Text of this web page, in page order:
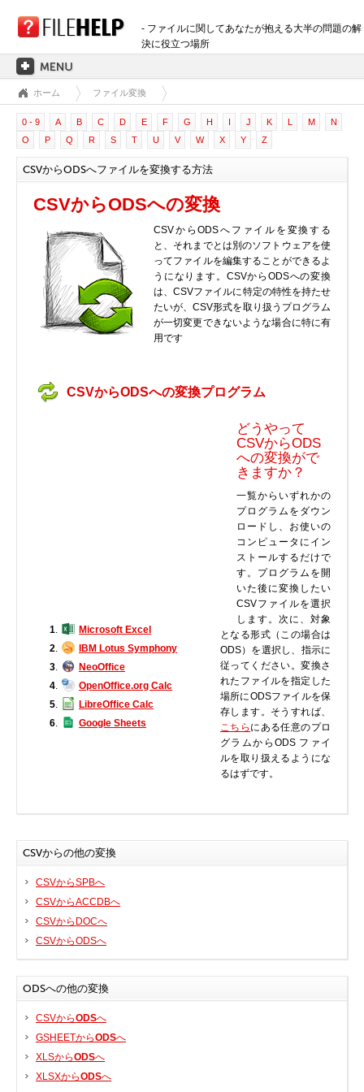
- ファイルに関してあなたが抱える大半の問題の解
決に役立つ場所
ホーム
拡張子のカテゴリー
3D画像ファイル
音声ファイル
バックアップファイル
圧縮ファイル
データファイル
データベースファイル
開発用ファイル
ディスクイメージファイル
フォントファイル
テキストファイル
ベクトル画像ファイル
動画ファイル
インターネットファイル
ドライバのカテゴリー
デジタルカメラ、インターネット
DVD /ブルーレイ・プレーヤー
ファームウェア
グラフィックカード
HDD, SSD, NAS, USB
ジョイスティック、ゲームパッド
携帯電話
モニター
マザーボード
ホーム ファイル変換
0 - 9 A B C D E F G H I J K L M
N
O
P Q R S T U V W X Y Z
CSVからODSへファイルを変換する方法
CSVからODSへの変換
CSVからODSへファイルを変換する
と、それまでとは別のソフトウェアを使
ってファイルを編集することができるよ
うになります。CSVからODSへの変換
は、CSVファイルに特定の特性を持たせ
たいが、CSV形式を取り扱うプログラム
が一切変更できないような場合に特に有
用です
CSVからODSへの変換プログラム
1
Microsoft Excel
2
IBM Lotus Symphony
3
NeoOffice
4
OpenOffice.org Calc
5
LibreOffice Calc
6
Google Sheets
どうやって
CSVからODS
への変換がで
きますか？
一覧からいずれかの
プログラムをダウン
ロードし、お使いの
コンピュータにイン
ストールするだけで
す。プログラムを開
いた後に変換したい
CSVファイルを選択
します。次に、対象
となる形式（この場合は
ODS）を選択し、指示に
従ってください。変換さ
れたファイルを指定した
場所にODSファイルを保
存します。そうすれば、
こちら にある任意のプロ
グラムからODS ファイ
ルを取り扱えるようにな
るはずです。
CSVからの他の変換
CSVからSPBへ
CSVからACCDBへ
CSVからDOCへ
CSVからODSへ
ODSへの他の変換
CSVからODSへ
GSHEETからODSへ
XLSからODSへ
XLSXからODSへ